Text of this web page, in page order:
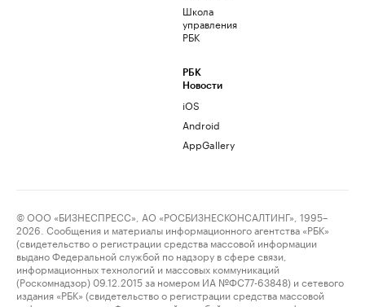
Школа
управления
РБК
РБК
Новости
iOS
Android
AppGallery
© ООО «БИЗНЕСПРЕСС», АО «РОСБИЗНЕСКОНСАЛТИНГ», 1995–
2026. Сообщения и материалы информационного агентства «РБК»
(свидетельство о регистрации средства массовой информации
выдано Федеральной службой по надзору в сфере связи,
информационных технологий и массовых коммуникаций
(Роскомнадзор) 09.12.2015 за номером ИА №ФС77-63848) и сетевого
издания «РБК» (свидетельство о регистрации средства массовой